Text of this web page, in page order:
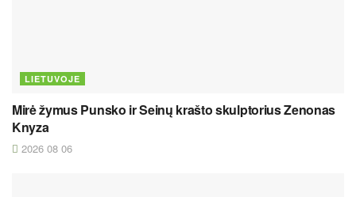
LIETUVOJE
Mirė žymus Punsko ir Seinų krašto skulptorius Zenonas
Knyza
2026 08 06